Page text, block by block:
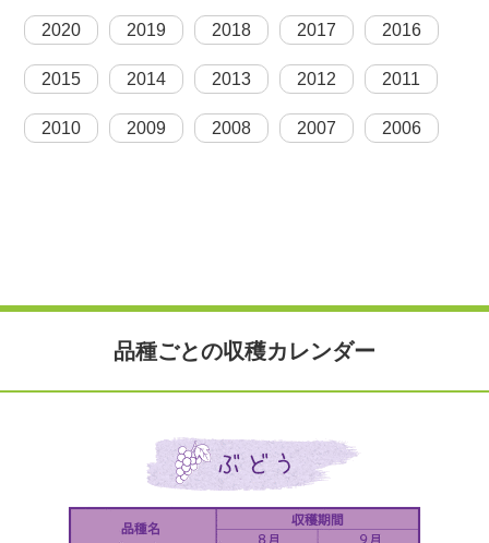
2020 2019 2018 2017 2016
2015 2014 2013 2012 2011
2010 2009 2008 2007 2006
品種ごとの収穫カレンダー